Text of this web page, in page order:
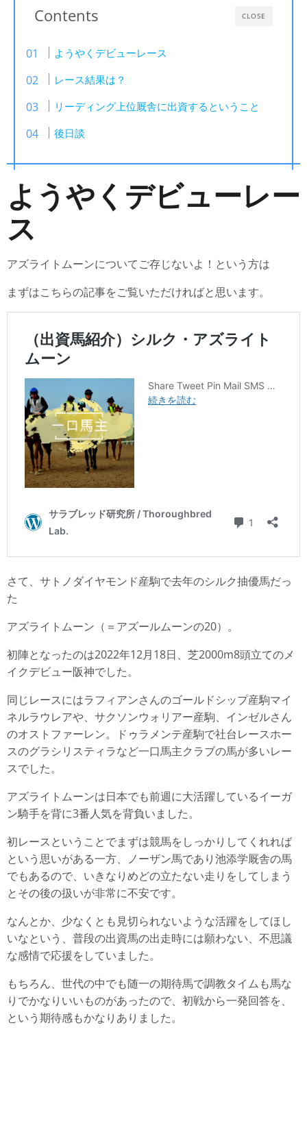
CLOSE
Contents
ようやくデビューレース
レース結果は？
リーディング上位厩舎に出資するということ
後日談
ようやくデビューレー
ス
アズライトムーンについてご存じないよ！という方は
まずはこちらの記事をご覧いただければと思います。
さて、サトノダイヤモンド産駒で去年のシルク抽優馬だっ
た
アズライトムーン（＝アズールムーンの20）。
初陣となったのは2022年12月18日、芝2000m8頭立てのメ
イクデビュー阪神でした。
同じレースにはラフィアンさんのゴールドシップ産駒マイ
ネルラウレアや、サクソンウォリアー産駒、インゼルさん
のオストファーレン。ドゥラメンテ産駒で社台レースホー
スのグラシリスティラなど一口馬主クラブの馬が多いレー
スでした。
アズライトムーンは日本でも前週に大活躍しているイーガ
ン騎手を背に3番人気を背負いました。
初レースということでまずは競馬をしっかりしてくれれば
という思いがある一方、ノーザン馬であり池添学厩舎の馬
でもあるので、いきなりめどの立たない走りをしてしまう
とその後の扱いが非常に不安です。
なんとか、少なくとも見切られないような活躍をしてほし
いなという、普段の出資馬の出走時には願わない、不思議
な感情で応援をしていました。
もちろん、世代の中でも随一の期待馬で調教タイムも馬な
りでかなりいいものがあったので、初戦から一発回答を、
という期待感もかなりありました。